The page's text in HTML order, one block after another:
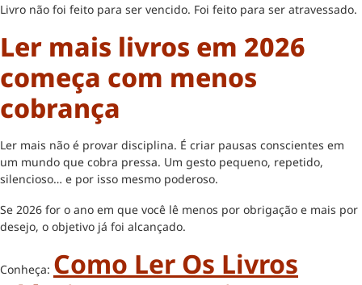
Livro não foi feito para ser vencido. Foi feito para ser atravessado.
Ler mais livros em 2026
começa com menos
cobrança
Ler mais não é provar disciplina. É criar pausas conscientes em
um mundo que cobra pressa. Um gesto pequeno, repetido,
silencioso… e por isso mesmo poderoso.
Se 2026 for o ano em que você lê menos por obrigação e mais por
desejo, o objetivo já foi alcançado.
Conheça: Como Ler Os Livros